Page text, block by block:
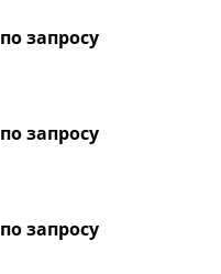
по запросу
по запросу
по запросу